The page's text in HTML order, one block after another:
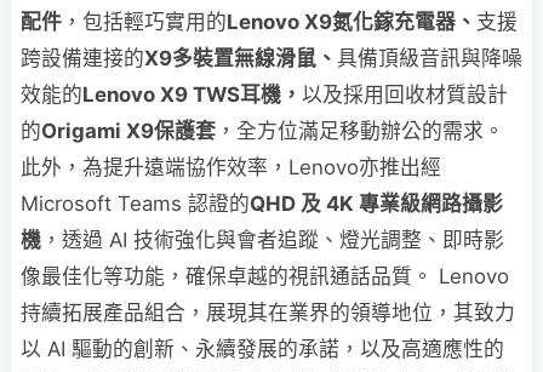
配件 ，包括輕巧實用的Lenovo X9氮化鎵充電器、 支援
跨設備連接的X9多裝置無線滑鼠、 具備頂級音訊與降噪
效能的Lenovo X9 TWS耳機， 以及採用回收材質設計
的Origami X9保護套 ，全方位滿足移動辦公的需求。
此外，為提升遠端協作效率，Lenovo亦推出經
Microsoft Teams 認證的QHD 及 4K 專業級網路攝影
機 ，透過 AI 技術強化與會者追蹤、燈光調整、即時影
像最佳化等功能，確保卓越的視訊通話品質。 Lenovo
持續拓展產品組合，展現其在業界的領導地位，其致力
以 AI 驅動的創新、永續發展的承諾，以及高適應性的